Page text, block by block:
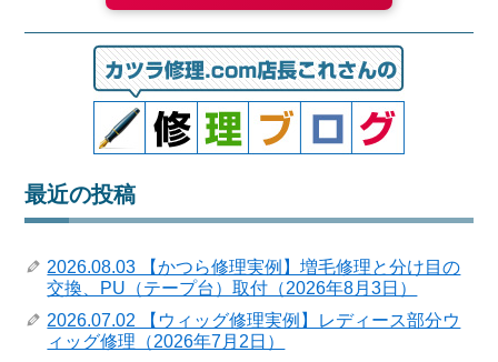
最近の投稿
2026.08.03 【かつら修理実例】増毛修理と分け目の
交換、PU（テープ台）取付（2026年8月3日）
2026.07.02 【ウィッグ修理実例】レディース部分ウ
ィッグ修理（2026年7月2日）